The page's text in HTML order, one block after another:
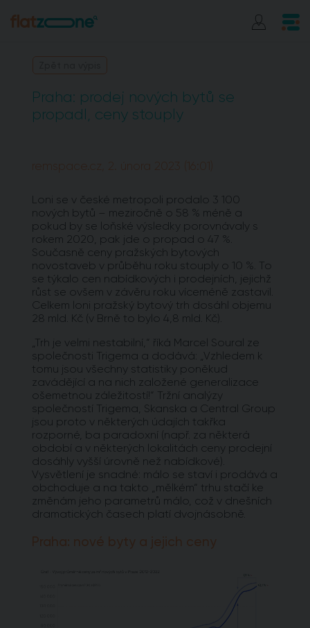
Praha: prodej nových bytů se
propadl, ceny stouply
remspace.cz, 2. února 2023 (16:01)
Loni se v české metropoli prodalo 3 100
nových bytů – meziročně o 58 % méně a
pokud by se loňské výsledky porovnávaly s
rokem 2020, pak jde o propad o 47 %.
Současně ceny pražských bytových
novostaveb v průběhu roku stouply o 10 %. To
se týkalo cen nabídkových i prodejních, jejichž
růst se ovšem v závěru roku víceméně zastavil.
Celkem loni pražský bytový trh dosáhl objemu
28 mld. Kč (v Brně to bylo 4,8 mld. Kč).
„Trh je velmi nestabilní,“ říká Marcel Soural ze
společnosti Trigema a dodává: „Vzhledem k
tomu jsou všechny statistiky poněkud
zavádějící a na nich založené generalizace
ošemetnou záležitostí!“ Tržní analýzy
společností Trigema, Skanska a Central Group
jsou proto v některých údajích takřka
rozporné, ba paradoxní (např. za některá
období a v některých lokalitách ceny prodejní
dosáhly vyšší úrovně než nabídkové).
Vysvětlení je snadné: málo se staví i prodává a
obchoduje a na takto „mělkém“ trhu stačí ke
změnám jeho parametrů málo, což v dnešních
dramatických časech platí dvojnásobně.
Praha: nové byty a jejich ceny